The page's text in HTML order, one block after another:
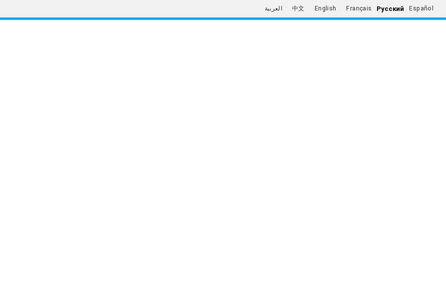
العربية 中文 English Français Русский Español